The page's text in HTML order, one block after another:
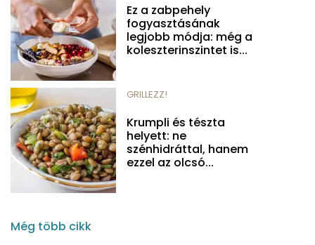
Ez a zabpehely
fogyasztásának
legjobb módja: még a
koleszterinszintet is...
GRILLEZZ!
Krumpli és tészta
helyett: ne
szénhidráttal, hanem
ezzel az olcsó...
Még több cikk